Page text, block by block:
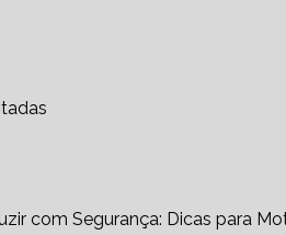
com Segurança: Dicas para